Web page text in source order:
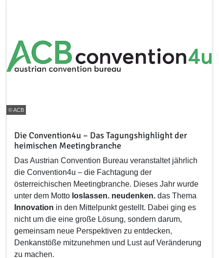
© ACB
Die Convention4u – Das Tagungshighlight der
heimischen Meetingbranche
Das Austrian Convention Bureau veranstaltet jährlich
die Convention4u – die Fachtagung der
österreichischen Meetingbranche. Dieses Jahr wurde
unter dem Motto loslassen. neudenken. das Thema
Innovation in den Mittelpunkt gestellt. Dabei ging es
nicht um die eine große Lösung, sondern darum,
gemeinsam neue Perspektiven zu entdecken,
Denkanstöße mitzunehmen und Lust auf Veränderung
zu machen.